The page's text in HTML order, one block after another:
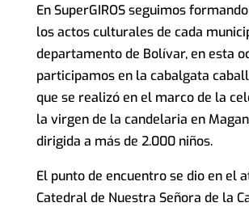
En SuperGIROS seguimos
los actos culturales de cada
departamento de Bolívar, en esta
participamos en la cabalgata
que se realizó en el marco de la
la virgen de la candelaria en
dirigida a más de 2.000 niños.
El punto de encuentro se dio en el
Catedral de Nuestra Señora de la